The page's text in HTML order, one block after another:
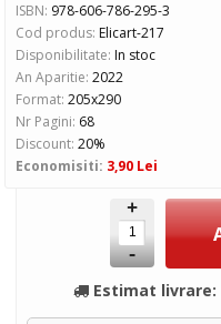
ISBN: 978-606-786-295-3
Cod produs: Elicart-217
Disponibilitate: In stoc
An Aparitie: 2022
Format: 205x290
Nr Pagini: 68
Discount: 20%
Economisiti: 3,90 Lei
+
-
Estimat livrare: